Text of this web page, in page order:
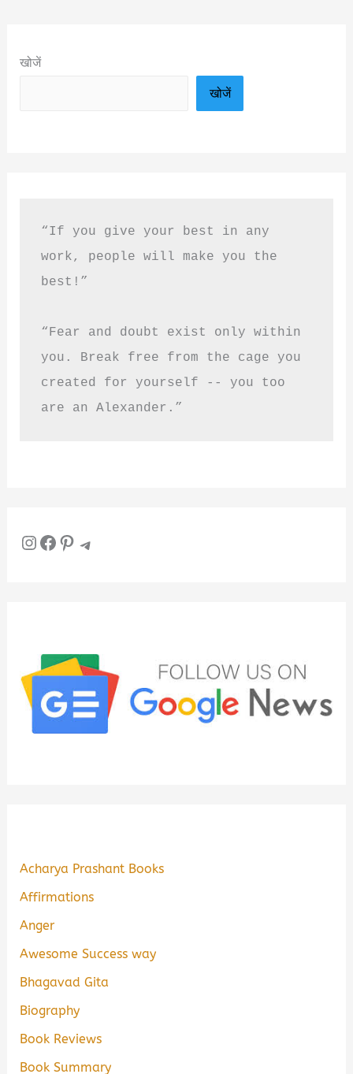
खोजें
खोजें
“If you give your best in any
work, people will make you the
best!”
“Fear and doubt exist only within
you. Break free from the cage you
created for yourself -- you too
are an Alexander.”
InstagramFacebook Pinterest Telegram
Acharya Prashant Books
Affirmations
Anger
Awesome Success way
Bhagavad Gita
Biography
Book Reviews
Book Summary